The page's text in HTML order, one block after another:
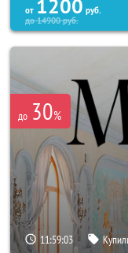
от 1200 руб.
до14900руб.
до 30%
11:59:01